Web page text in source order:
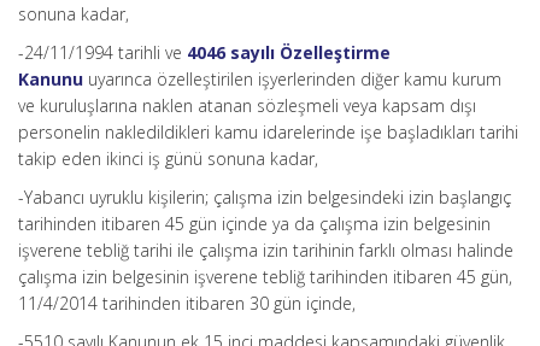
sonuna kadar,
-24/11/1994 tarihli ve 4046 sayılı Özelleştirme
Kanunu uyarınca özelleştirilen işyerlerinden diğer kamu kurum
ve kuruluşlarına naklen atanan sözleşmeli veya kapsam dışı
personelin nakledildikleri kamu idarelerinde işe başladıkları tarihi
takip eden ikinci iş günü sonuna kadar,
-Yabancı uyruklu kişilerin; çalışma izin belgesindeki izin başlangıç
tarihinden itibaren 45 gün içinde ya da çalışma izin belgesinin
işverene tebliğ tarihi ile çalışma izin tarihinin farklı olması halinde
çalışma izin belgesinin işverene tebliğ tarihinden itibaren 45 gün,
11/4/2014 tarihinden itibaren 30 gün içinde,